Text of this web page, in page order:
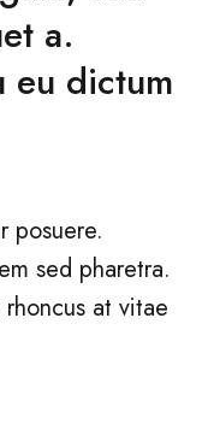
a.
eu dictum
posuere.
sed pharetra.
at vitae